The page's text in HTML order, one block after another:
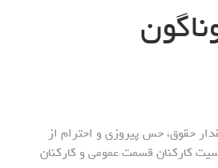
حقوق، حس پیروزی و احترام از
کارکنان قسمت عمومی و کارکنان